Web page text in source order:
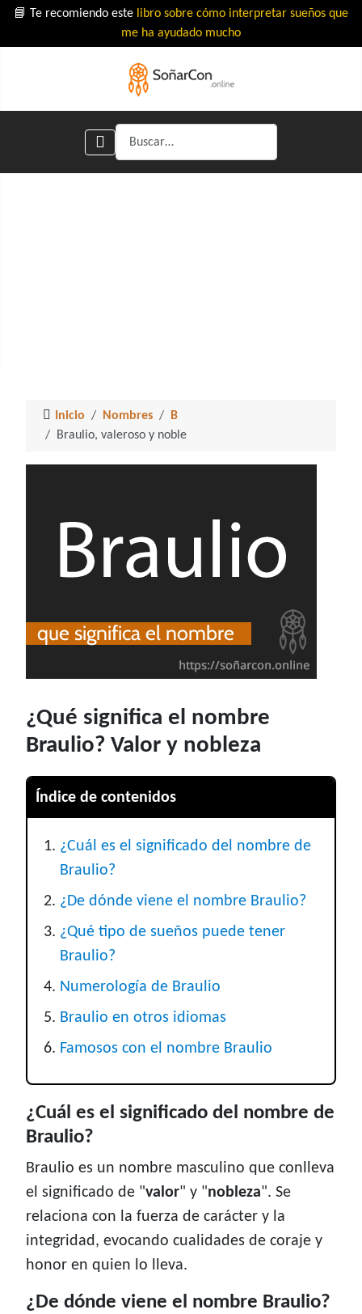
📘 Te recomiendo este libro sobre cómo interpretar sueños que
me ha ayudado mucho
Buscar
Inicio Nombres
B
Braulio, valeroso y noble
¿Qué significa el nombre
Braulio? Valor y nobleza
Índice de contenidos
¿Cuál es el significado del nombre de
Braulio?
¿De dónde viene el nombre Braulio?
¿Qué tipo de sueños puede tener
Braulio?
Numerología de Braulio
Braulio en otros idiomas
Famosos con el nombre Braulio
¿Cuál es el significado del nombre de
Braulio?
Braulio es un nombre masculino que conlleva
el significado de "valor" y "nobleza". Se
relaciona con la fuerza de carácter y la
integridad, evocando cualidades de coraje y
honor en quien lo lleva.
¿De dónde viene el nombre Braulio?